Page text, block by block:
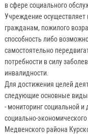
в сфере социального
Учреждение осуществляет
гражданам, пожилого
способность либо
самостоятельно
потребности в силу
инвалидности.
Для достижения целей
следующие основные виды
- мониторинг социальной и
социально-
Медвенского района